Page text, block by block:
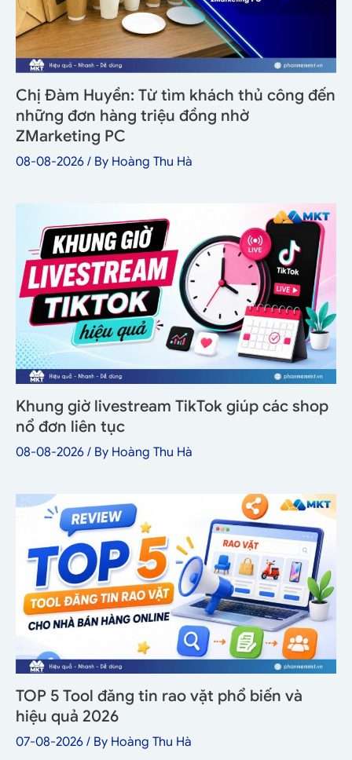
Chị Đàm Huyền: Từ tìm khách thủ công đến
những đơn hàng triệu đồng nhờ
ZMarketing PC
08-08-2026 / By Hoàng Thu Hà
Khung giờ livestream TikTok giúp các shop
nổ đơn liên tục
08-08-2026 / By Hoàng Thu Hà
TOP 5 Tool đăng tin rao vặt phổ biến và
hiệu quả 2026
07-08-2026 / By Hoàng Thu Hà